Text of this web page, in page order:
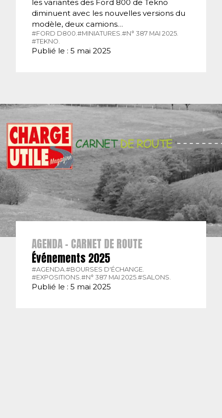
les variantes des Ford 800 de Tekno
diminuent avec les nouvelles versions du
modèle, deux camions…
#FORD D800.#MINIATURES.#N° 387 MAI 2025.
#TEKNO.
Publié le : 5 mai 2025
AGENDA - CARNET DE ROUTE
Événements 2025
#AGENDA. #BOURSES D'ÉCHANGE.
#EXPOSITIONS. #N° 387 MAI 2025. #SALONS.
Publié le : 5 mai 2025